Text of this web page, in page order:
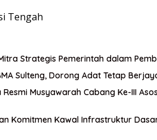
Tengah
Strategis Pemerintah dalam
Sulteng, Dorong Adat Tetap
Musyawarah Cabang Ke-III
Komitmen Kawal Infrastruktur